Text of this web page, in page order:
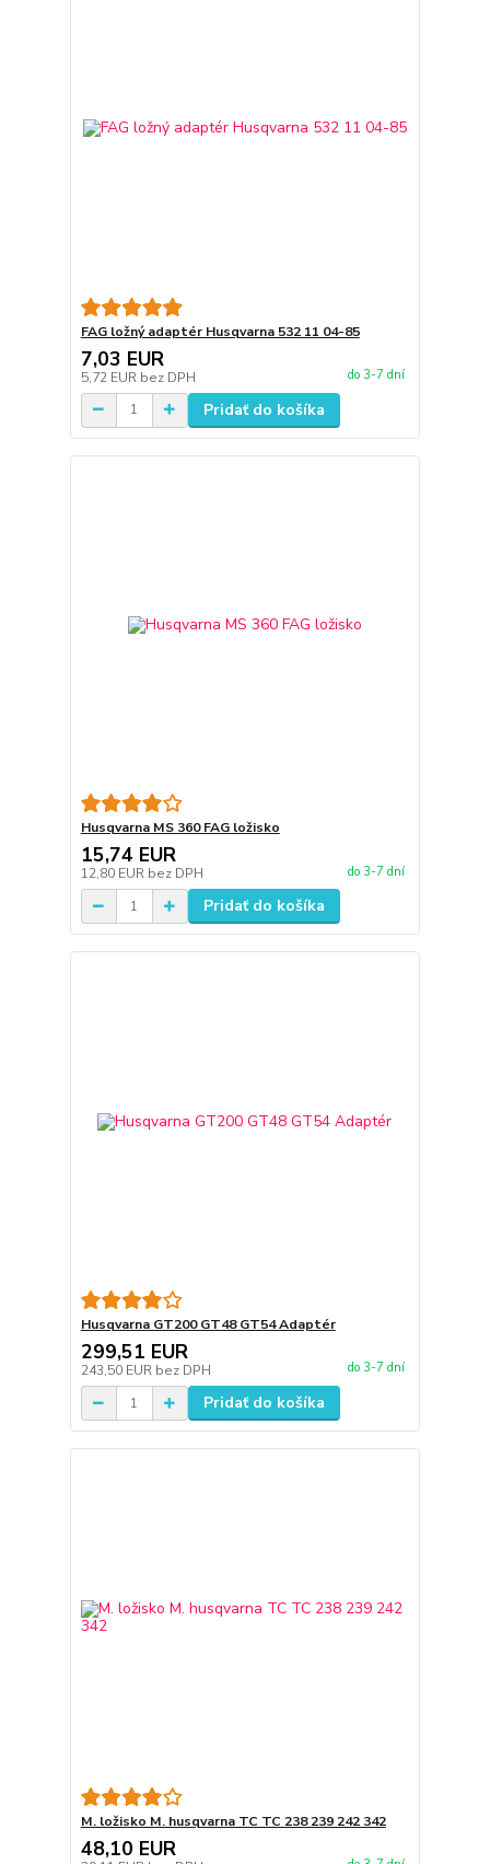
FAG ložný adaptér Husqvarna 532 11 04-85
7,03 EUR
5,72 EUR bez DPH do 3-7 dní
Pridať do košíka
Husqvarna MS 360 FAG ložisko
15,74 EUR
12,80 EUR bez DPH do 3-7 dní
Pridať do košíka
Husqvarna GT200 GT48 GT54 Adaptér
299,51 EUR
243,50 EUR bez DPH do 3-7 dní
Pridať do košíka
M. ložisko M. husqvarna TC TC 238 239 242 342
48,10 EUR